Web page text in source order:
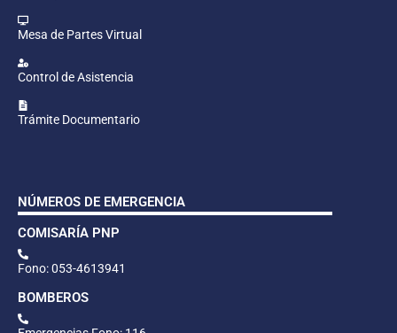
Mesa de Partes Virtual
Control de Asistencia
Trámite Documentario
NÚMEROS DE EMERGENCIA
COMISARÍA PNP
Fono: 053-4613941
BOMBEROS